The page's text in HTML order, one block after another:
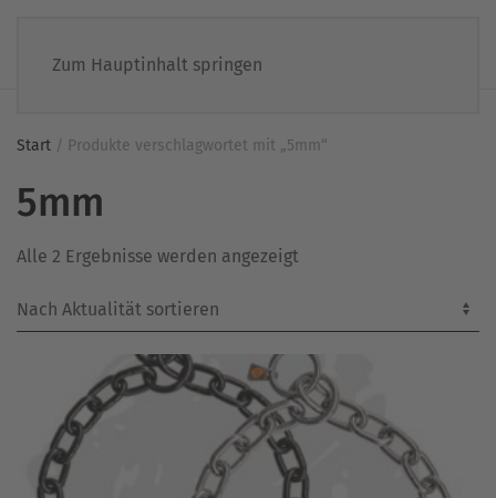
Zum Hauptinhalt springen
Start / Produkte verschlagwortet mit „5mm“
5mm
Alle 2 Ergebnisse werden angezeigt